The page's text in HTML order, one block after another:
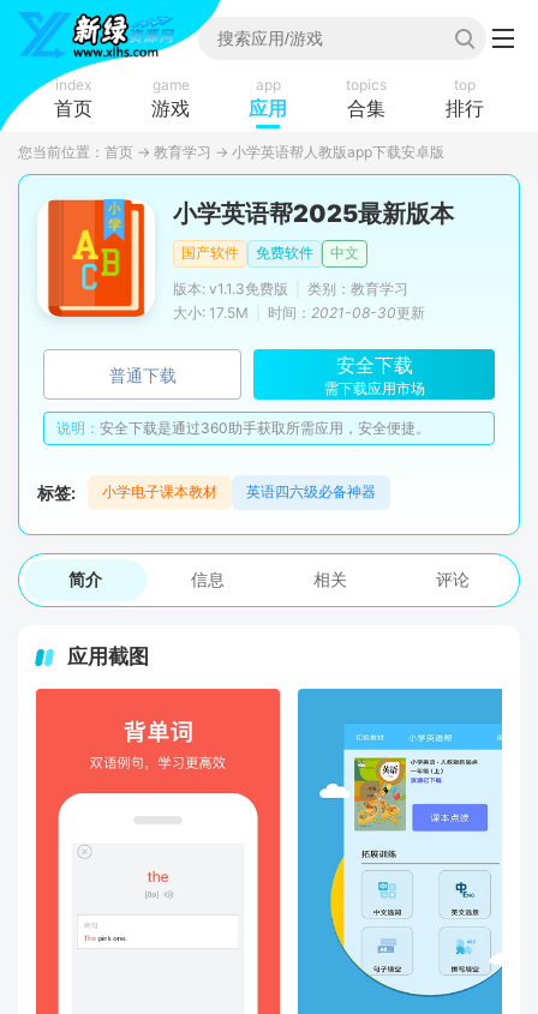
index
首页
game
游戏
app
应用
topics
合集
top
排行
您当前位置： 首页 → 教育学习 → 小学英语帮人教版app下载安卓版
小学英语帮2025最新版本
国产软件 免费软件
中文
版本: v1.1.3免费版
类别：教育学习
大小: 17.5M
时间： 2021-08-30更新
普通下载 安全下载
需下载应用市场
说明： 安全下载是通过360助手获取所需应用，安全便捷。
标签: 小学电子课本教材 英语四六级必备神器
简介 信息 相关 评论
应用截图